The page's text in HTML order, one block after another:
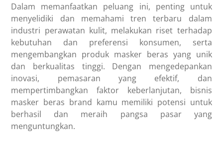
Dalam memanfaatkan peluang ini, penting untuk
menyelidiki dan memahami tren terbaru dalam
industri perawatan kulit, melakukan riset terhadap
kebutuhan dan preferensi konsumen, serta
mengembangkan produk masker beras yang unik
dan berkualitas tinggi. Dengan mengedepankan
inovasi, pemasaran yang efektif, dan
mempertimbangkan faktor keberlanjutan, bisnis
masker beras brand kamu memiliki potensi untuk
berhasil dan meraih pangsa pasar yang
menguntungkan.